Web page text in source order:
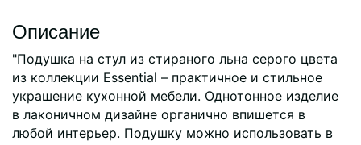
Описание
"Подушка на стул из стираного льна серого цвета
из коллекции Essential – практичное и стильное
украшение кухонной мебели. Однотонное изделие
в лаконичном дизайне органично впишется в
любой интерьер. Подушку можно использовать в